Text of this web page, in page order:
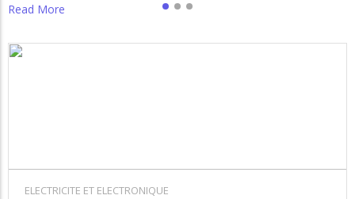
Read More
ELECTRICITE ET ELECTRONIQUE